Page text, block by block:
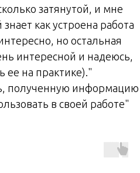
затянутой, и мне
как устроена работа
но остальная
интересной и надеюсь,
ее на практике)."
полученную информацию
в своей работе"